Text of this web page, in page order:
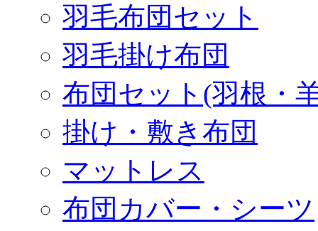
羽毛布団セット
羽毛掛け布団
布団セット(羽根・
掛け・敷き布団
マットレス
布団カバー・シーツ